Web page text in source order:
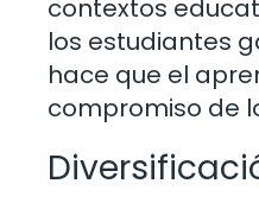
contextos
los estudiantes
hace que el
compromiso de